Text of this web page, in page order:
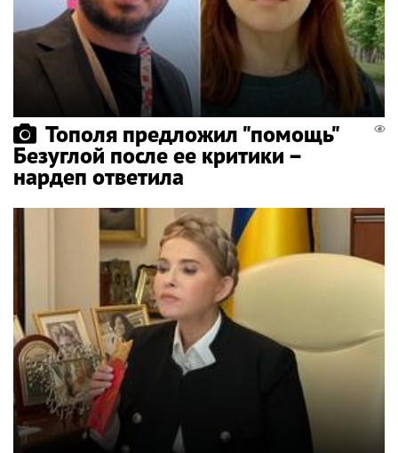
Тополя предложил "помощь"
Безуглой после ее критики –
нардеп ответила